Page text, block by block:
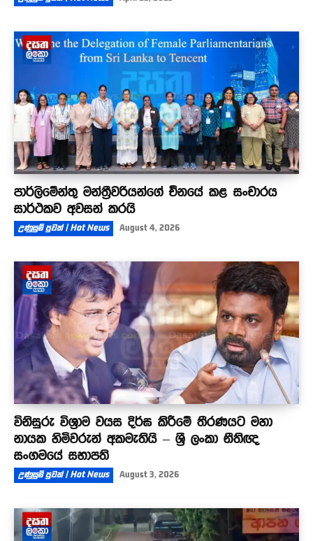
පාර්ලිමේන්තු මන්ත්‍රීවරියන්ගේ චීනයේ කළ සංචාරය
සාර්ථකව අවසන් කරයි
උණුසුම් පුවත් | Hot News August 4, 2026
විනිසුරු විශ්‍රාම වයස දිර්ඝ කිරීමේ තීරණයට මහා
නායක හිමිවරුන් අකමැතියි – ශ්‍රී ලංකා නීතිඥ
සංගමයේ සභාපති
උණුසුම් පුවත් | Hot News August 3, 2026